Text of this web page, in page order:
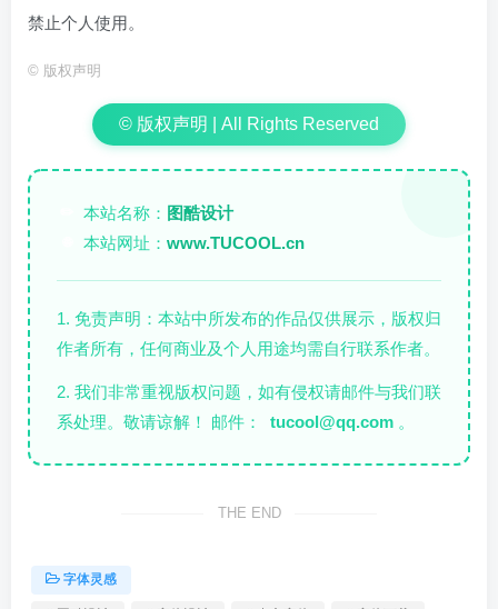
禁止个人使用。
© 版权声明
© 版权声明 | All Rights Reserved
本站名称： 图酷设计
本站网址： www.TUCOOL.cn
1. 免责声明：本站中所发布的作品仅供展示，版权归
作者所有，任何商业及个人用途均需自行联系作者。
2. 我们非常重视版权问题，如有侵权请邮件与我们联
系处理。敬请谅解！ 邮件：
tucool@qq.com 。
THE END
字体灵感